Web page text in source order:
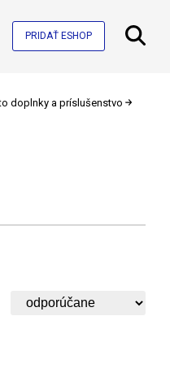
PRIDAŤ ESHOP
doplnky a príslušenstvo